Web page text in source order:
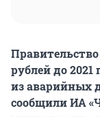
рублей до 2021
из аварийных
сообщили ИА